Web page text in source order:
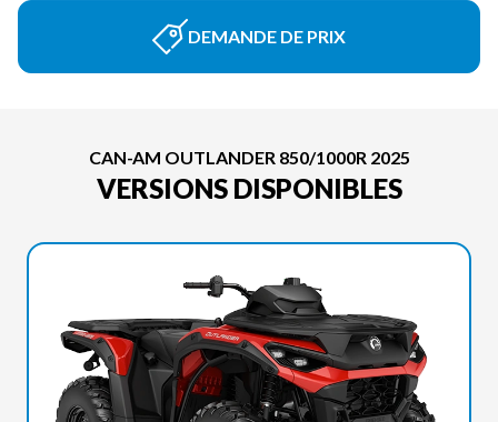
DEMANDE DE PRIX
CAN-AM OUTLANDER 850/1000R 2025
VERSIONS DISPONIBLES